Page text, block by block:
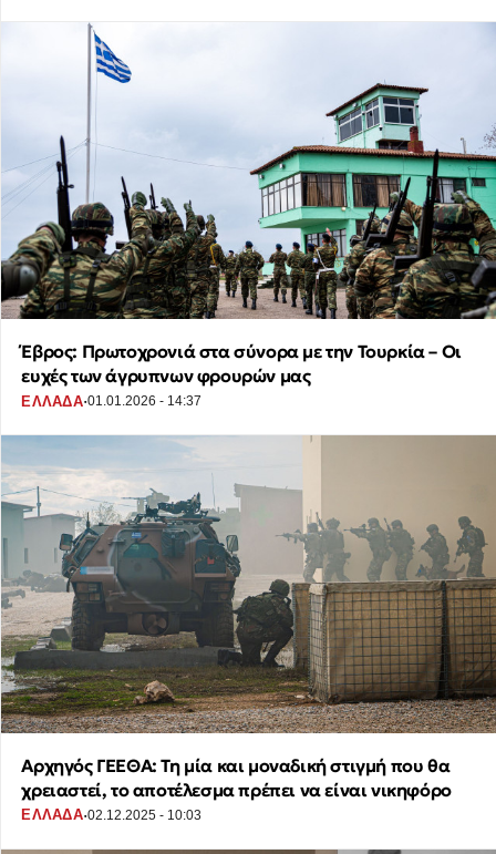
Έβρος: Πρωτοχρονιά στα σύνορα με την Τουρκία – Οι
ευχές των άγρυπνων φρουρών μας
ΕΛΛΑΔΑ·01.01.2026 - 14:37
Αρχηγός ΓΕΕΘΑ: Τη μία και μοναδική στιγμή που θα
χρειαστεί, το αποτέλεσμα πρέπει να είναι νικηφόρο
ΕΛΛΑΔΑ·02.12.2025 - 10:03